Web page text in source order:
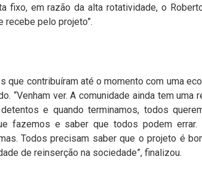
fixo, em razão da alta rotatividade, o
recebe pelo projeto”.
contribuíram até o momento com uma
“Venham ver. A comunidade ainda tem uma
e quando terminamos, todos
fazemos e saber que todos podem
Todos precisam saber que o projeto é
de reinserção na sociedade”, finalizou.